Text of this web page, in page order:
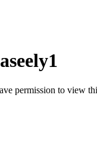
permission to view